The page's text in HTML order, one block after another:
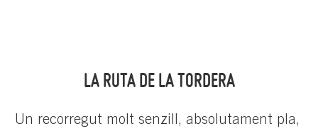
LA RUTA DE LA TORDERA
Un recorregut molt senzill, absolutament pla,